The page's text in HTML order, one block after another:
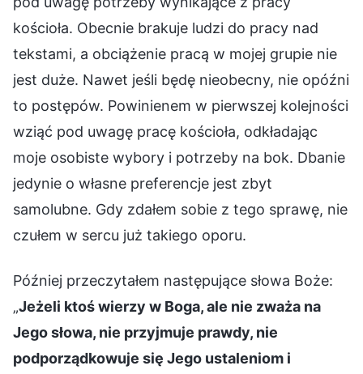
kościoła. Obecnie brakuje ludzi do pracy nad
tekstami, a obciążenie pracą w mojej grupie nie
jest duże. Nawet jeśli będę nieobecny, nie opóźni
to postępów. Powinienem w pierwszej kolejności
wziąć pod uwagę pracę kościoła, odkładając
moje osobiste wybory i potrzeby na bok. Dbanie
jedynie o własne preferencje jest zbyt
samolubne. Gdy zdałem sobie z tego sprawę, nie
czułem w sercu już takiego oporu.
Później przeczytałem następujące słowa Boże:
„Jeżeli ktoś wierzy w Boga, ale nie zważa na
Jego słowa, nie przyjmuje prawdy, nie
podporządkowuje się Jego ustaleniom i